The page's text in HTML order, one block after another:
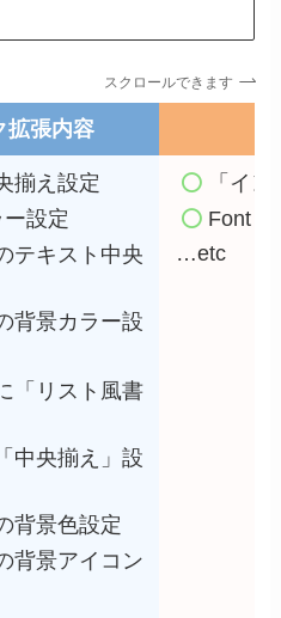
スクロールできます
拡張内容
揃え設定
設定
テキスト中央
背景カラー設
「リスト風書
中央揃え」設
背景色設定
背景アイコン
「 イン
Font
…etc